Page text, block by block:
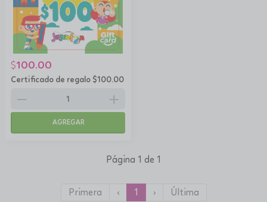
Certificado de regalo $100.00
$100.00
remove add
AGREGAR
Página 1 de 1
Primera ‹ 1 › Última